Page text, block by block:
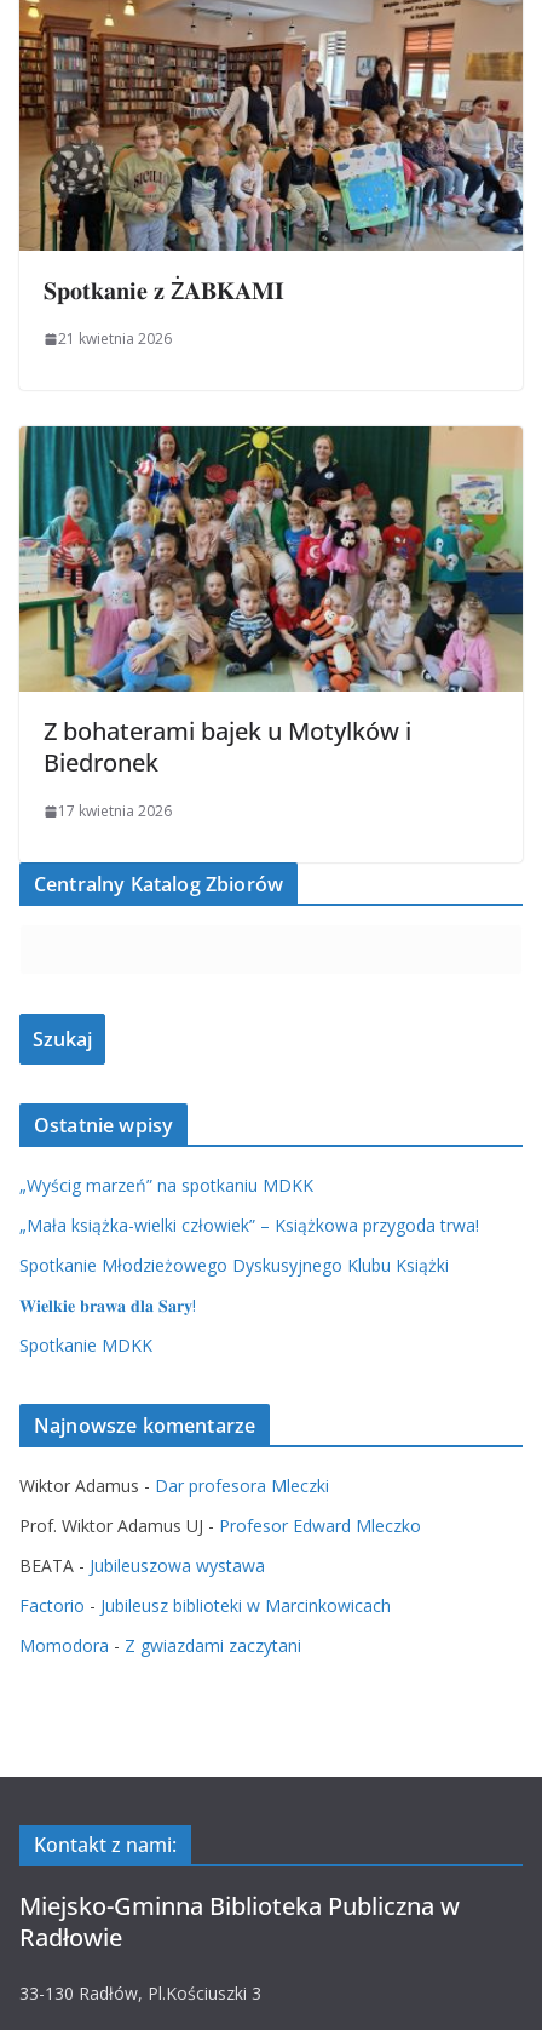
𝐒𝐩𝐨𝐭𝐤𝐚𝐧𝐢𝐞 𝐳 Ż𝐀𝐁𝐊𝐀𝐌𝐈
21 kwietnia 2026
Z bohaterami bajek u Motylków i
Biedronek
17 kwietnia 2026
Centralny Katalog Zbiorów
Ostatnie wpisy
„Wyścig marzeń” na spotkaniu MDKK
„Mała książka-wielki człowiek” – Książkowa przygoda trwa!
Spotkanie Młodzieżowego Dyskusyjnego Klubu Książki
𝐖𝐢𝐞𝐥𝐤𝐢𝐞 𝐛𝐫𝐚𝐰𝐚 𝐝𝐥𝐚 𝐒𝐚𝐫𝐲!
Spotkanie MDKK
Najnowsze komentarze
Wiktor Adamus - Dar profesora Mleczki
Prof. Wiktor Adamus UJ - Profesor Edward Mleczko
BEATA - Jubileuszowa wystawa
Factorio - Jubileusz biblioteki w Marcinkowicach
Momodora - Z gwiazdami zaczytani
Kontakt z nami:
Miejsko-Gminna Biblioteka Publiczna w
Radłowie
33-130 Radłów, Pl.Kościuszki 3